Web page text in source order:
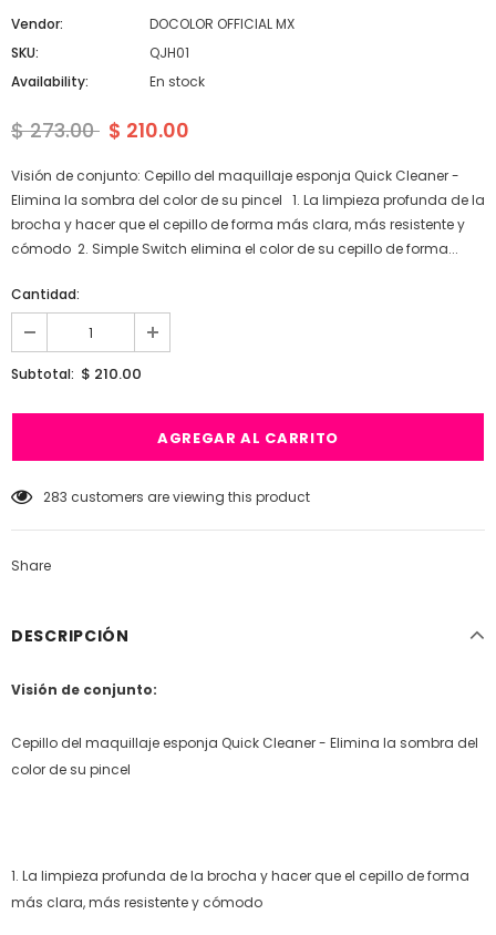
Vendor:
DOCOLOR OFFICIAL MX
SKU:
QJH01
Availability:
En stock
$ 273.00 $ 210.00
Visión de conjunto: Cepillo del maquillaje esponja Quick Cleaner -
Elimina la sombra del color de su pincel 1. La limpieza profunda de la
brocha y hacer que el cepillo de forma más clara, más resistente y
cómodo 2. Simple Switch elimina el color de su cepillo de forma...
Cantidad:
Subtotal: $ 210.00
99customers are viewing this product
Share
DESCRIPCIÓN
Visión de conjunto:
Cepillo del maquillaje esponja Quick Cleaner - Elimina la sombra del
color de su pincel
1. La limpieza profunda de la brocha y hacer que el cepillo de forma
más clara, más resistente y cómodo